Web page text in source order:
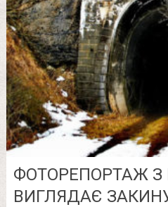
ФОТОРЕПОРТАЖ З
ВИГЛЯДАЄ